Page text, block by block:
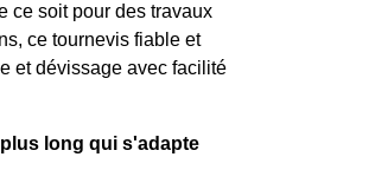
ce soit pour des travaux
ce tournevis fiable et
et dévissage avec facilité
long qui s'adapte